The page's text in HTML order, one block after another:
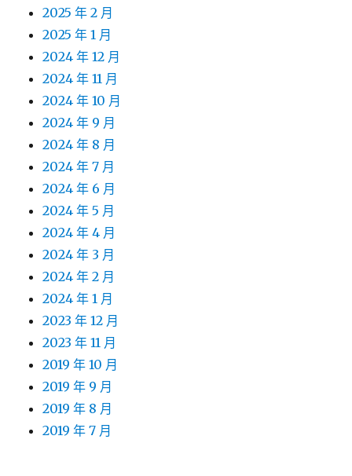
2025 年 2 月
2025 年 1 月
2024 年 12 月
2024 年 11 月
2024 年 10 月
2024 年 9 月
2024 年 8 月
2024 年 7 月
2024 年 6 月
2024 年 5 月
2024 年 4 月
2024 年 3 月
2024 年 2 月
2024 年 1 月
2023 年 12 月
2023 年 11 月
2019 年 10 月
2019 年 9 月
2019 年 8 月
2019 年 7 月